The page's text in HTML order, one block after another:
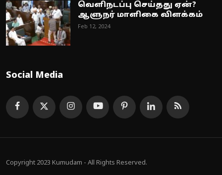
வெளிநடப்பு செய்தது ஏன்?
ஆளுநர் மாளிகை விளக்கம்
Feb 12, 2024
Social Media
Copyright 2023 Kumudam - All Rights Reserved.